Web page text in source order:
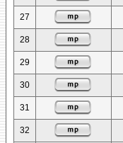
27
28
29
30
31
32